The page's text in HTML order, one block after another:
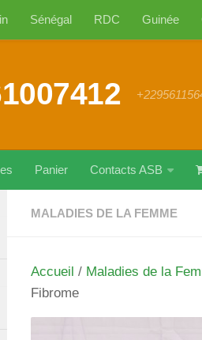
Sénégal RDC Guinée
Panier Contacts ASB
MALADIES DE LA FEMME
Accueil / Maladies de la
Fibrome